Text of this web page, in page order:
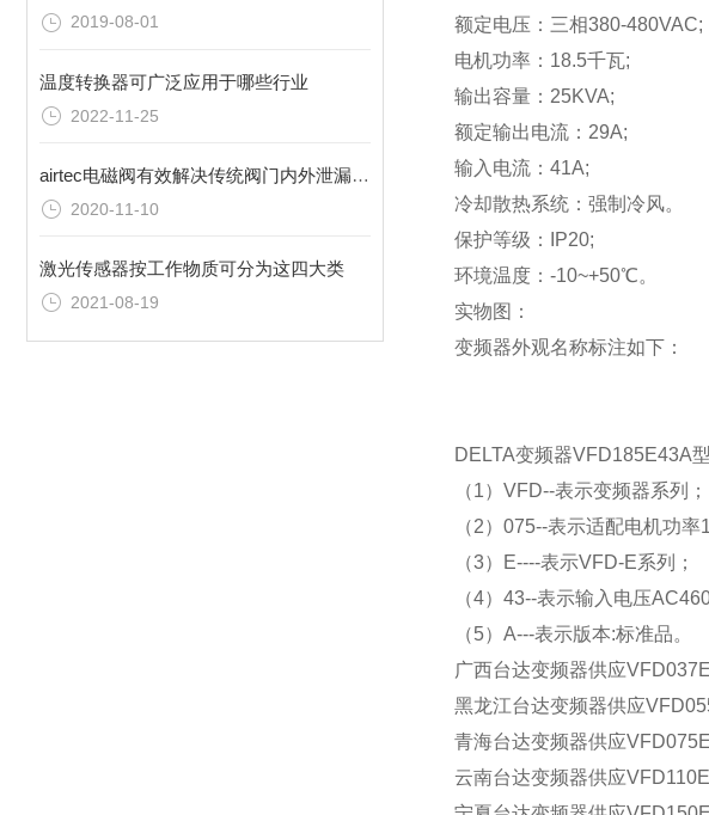
2019-08-01
温度转换器可广泛应用于哪些行业
2022-11-25
airtec电磁阀有效解决传统阀门内外泄漏问题
2020-11-10
激光传感器按工作物质可分为这四大类
2021-08-19
额定电压：三相380-480VAC;
电机功率：18.5千瓦;
输出容量：25KVA;
额定输出电流：29A;
输入电流：41A;
冷却散热系统：强制冷风。
保护等级：IP20;
环境温度：-10~+50℃。
实物图：
变频器外观名称标注如下：
DELTA变频器VFD185E43A
（1）VFD--表示变频器系列；
（2）075--表示适配电机功率
（3）E----表示VFD-E系列；
（4）43--表示输入电压
（5）A---表示版本:标准品。
广西台达变频器供应
黑龙江台达变频器供应
青海台达变频器供应
云南台达变频器供应